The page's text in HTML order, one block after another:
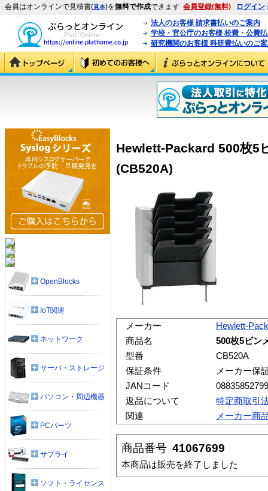
会員はオンラインで見積書(見本)を無料で作成できます 会員登録(無料) ログイン
法人のお客様 請求書払いのご案内
学校・官公庁のお客様 校費・公費
研究機関のお客様 科研費払いのご
Hewlett-Packard 500枚5
(CB520A)
メーカー
Hewlett-
商品名
500枚5ビン
型番
CB520A
保証条件
メーカー保
JANコード
返品について
特定商取引
関連
メーカー商
商品番号 41067699
本商品は販売を終了しました
OpenBlocks
IoT関連
ネットワーク
サーバ・ストレージ
パソコン・周辺機器
PCパーツ
サプライ
ソフト・ライセンス